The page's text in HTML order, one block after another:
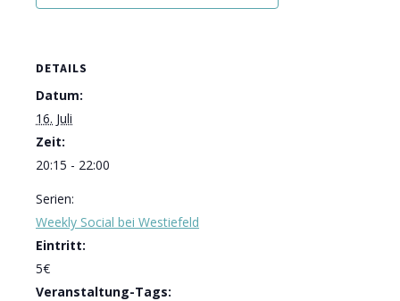
DETAILS
Datum:
16. Juli
Zeit:
20:15 - 22:00
Serien:
Weekly Social bei Westiefeld
Eintritt:
5€
Veranstaltung-Tags: